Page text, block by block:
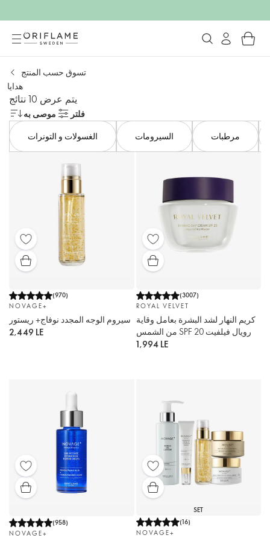
تسوق حسب المنتج
هدايا
يتم عرض 10 نتائج
موصى به
فلتر
الغسولات و التونرات
السيرومات مرطبات
(970)
NOVAGE+
سيروم الوجه المجدد نوفاج+ ريستور
2,449 LE
(3007)
ROYAL VELVET
كريم النهار لشد البشرة بعامل وقاية
من الشمس SPF 20 رويال فيلفيت
1,994 LE
(958)
NOVAGE+
SET
(16)
NOVAGE+